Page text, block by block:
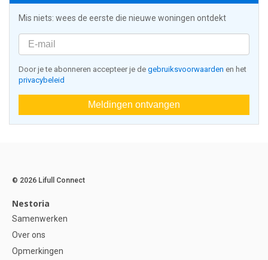
Mis niets: wees de eerste die nieuwe woningen ontdekt
Door je te abonneren accepteer je de gebruiksvoorwaarden en het
privacybeleid
Meldingen ontvangen
© 2026 Lifull Connect
Nestoria
Samenwerken
Over ons
Opmerkingen